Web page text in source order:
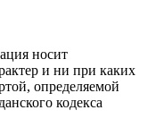
носит
и ни при каких
определяемой
кодекса